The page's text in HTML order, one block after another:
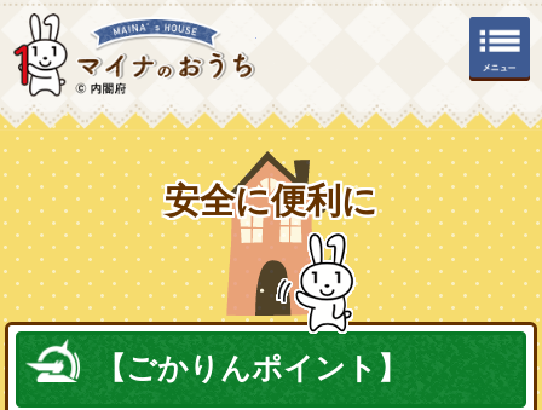
安全に便利に
【ごかりんポイント】